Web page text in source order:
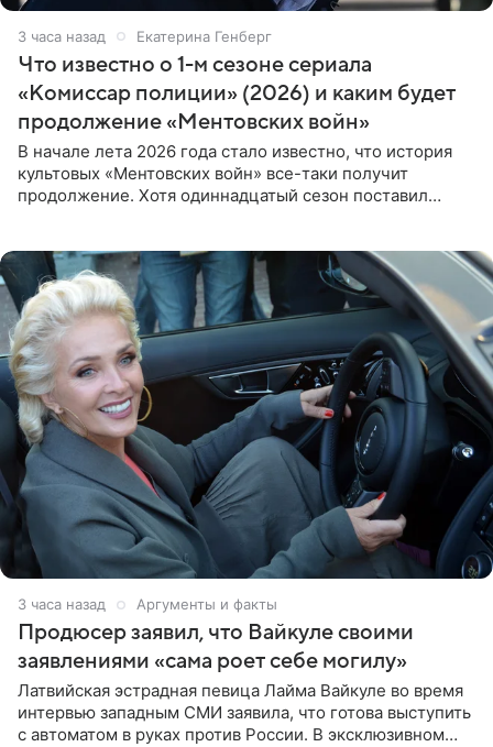
3 часа назад Екатерина Генберг
Что известно о 1-м сезоне сериала
«Комиссар полиции» (2026) и каким будет
продолжение «Ментовских войн»
В начале лета 2026 года стало известно, что история
культовых «Ментовских войн» все-таки получит
продолжение. Хотя одиннадцатый сезон поставил
3 часа назад Аргументы и факты
Продюсер заявил, что Вайкуле своими
заявлениями «сама роет себе могилу»
Латвийская эстрадная певица Лайма Вайкуле во время
интервью западным СМИ заявила, что готова выступить
с автоматом в руках против России. В эксклюзивном